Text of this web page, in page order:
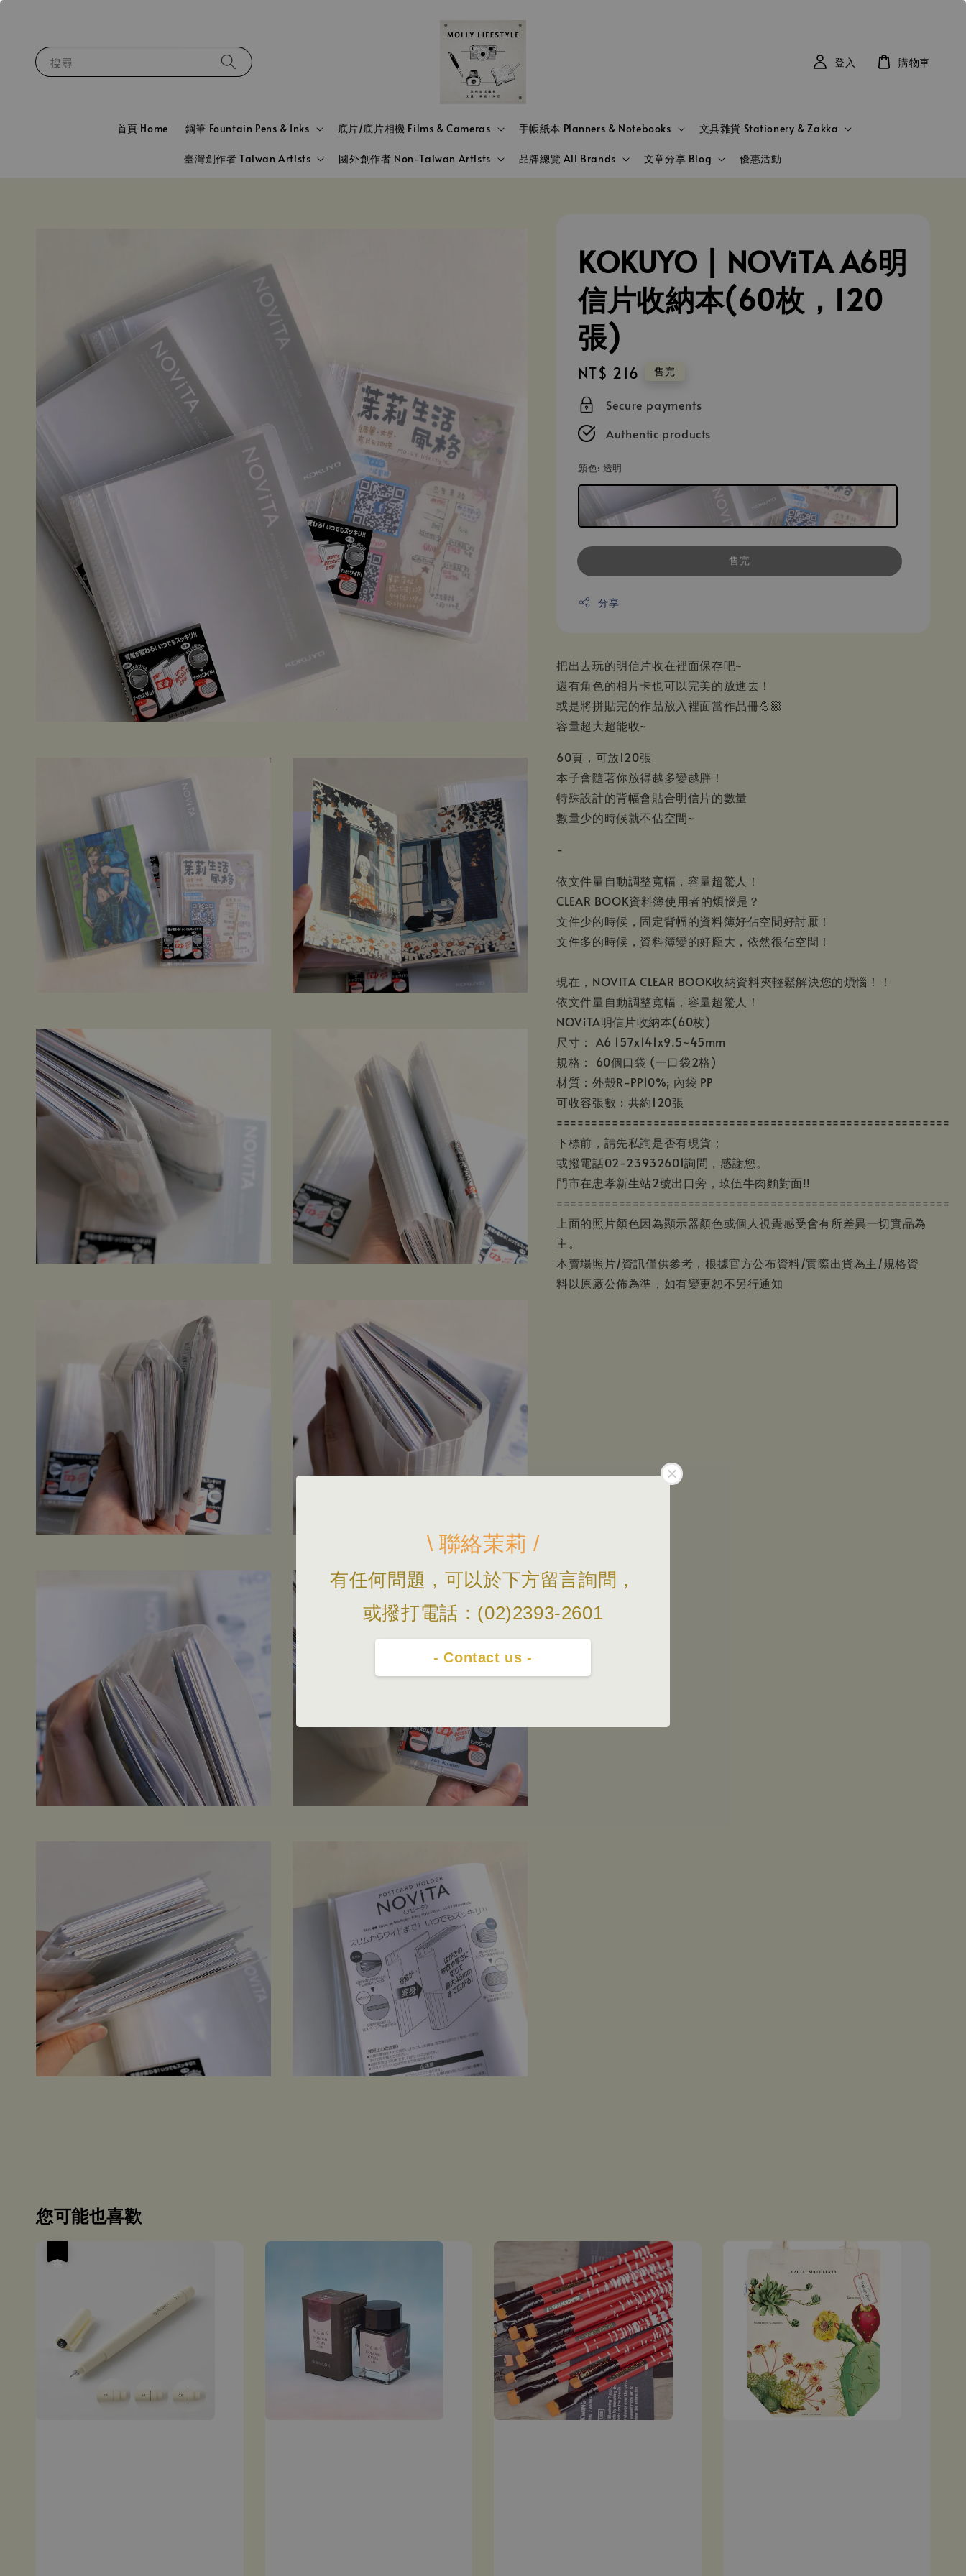
\ 聯絡茉莉 /
有任何問題，可以於下方留言詢問，
或撥打電話：(02)2393-2601
- Contact us -
搜尋
首頁 Home 鋼筆 Fountain Pens & Inks 底片/底片相機 Films & Cameras 手帳紙本 Planners & Notebooks 文具雜貨 Stationery & Zakka
臺灣創作者 Taiwan Artists 國外創作者 Non-Taiwan Artists 品牌總覽 All Brands 文章分享 Blog 優惠活動
登入 購物車
KOKUYO | NOViTA A6明
信片收納本(60枚，120
張)
Regular
price
NT$ 216 售完
Secure payments
Authentic products
顏色: 透明
售完
分享
把出去玩的明信片收在裡面保存吧~
還有角色的相片卡也可以完美的放進去！
或是將拼貼完的作品放入裡面當作品冊💪🏼
容量超大超能收~
60頁，可放120張
本子會隨著你放得越多變越胖！
特殊設計的背幅會貼合明信片的數量
數量少的時候就不佔空間~
-
依文件量自動調整寬幅，容量超驚人！
CLEAR BOOK資料簿使用者的煩惱是？
文件少的時候，固定背幅的資料簿好佔空間好討厭！
文件多的時候，資料簿變的好龐大，依然很佔空間！
現在，NOViTA CLEAR BOOK收納資料夾輕鬆解決您的煩惱！！
依文件量自動調整寬幅，容量超驚人！
NOViTA明信片收納本(60枚)
尺寸： A6 157x141x9.5~45mm
規格： 60個口袋 (一口袋2格)
材質：外殼R-PP10%; 內袋 PP
可收容張數：共約120張
=========================================================
下標前，請先私詢是否有現貨；
或撥電話02-23932601詢問，感謝您。
門市在忠孝新生站2號出口旁，玖伍牛肉麵對面!!
=========================================================
上面的照片顏色因為顯示器顏色或個人視覺感受會有所差異一切實品為
主。
本賣場照片/資訊僅供參考，根據官方公布資料/實際出貨為主/規格資
料以原廠公佈為準，如有變更恕不另行通知
您可能也喜歡